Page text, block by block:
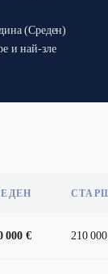
(Среден)
и най-зле
000 € 210